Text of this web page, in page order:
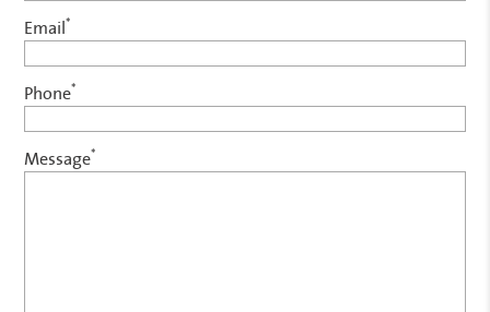
Email*
Phone*
Message*